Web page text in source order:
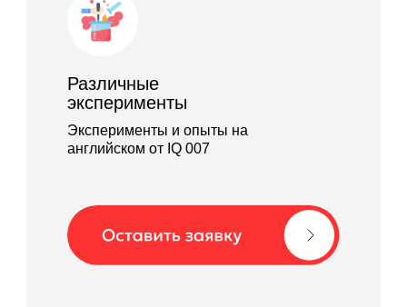
Эксперименты и опыты на
английском от IQ 007
Различные
эксперименты